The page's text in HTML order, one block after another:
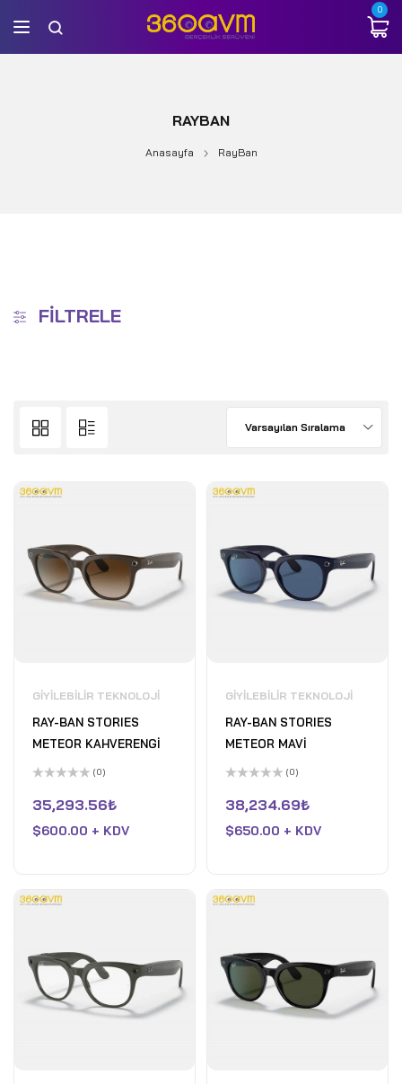
0
RAYBAN
Anasayfa RayBan
FILTRELE
Varsayılan Sıralama
GIYILEBILIR TEKNOLOJI
RAY-BAN STORIES
METEOR KAHVERENGİ
üzerinden
0
aldı
(0)
35,293.56₺
$600.00 + KDV
GIYILEBILIR TEKNOLOJI
RAY-BAN STORIES
METEOR MAVİ
üzerinden
0
aldı
(0)
38,234.69₺
$650.00 + KDV